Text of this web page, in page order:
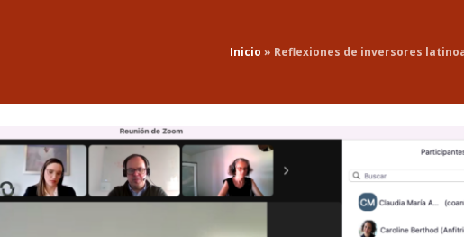
Inicio » Reflexiones de inversores